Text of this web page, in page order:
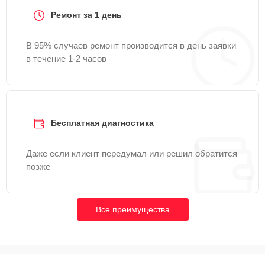
Ремонт за 1 день
В 95% случаев ремонт производится в день заявки
в течение 1-2 часов
Бесплатная диагностика
Даже если клиент передумал или решил обратится
позже
Все преимущества